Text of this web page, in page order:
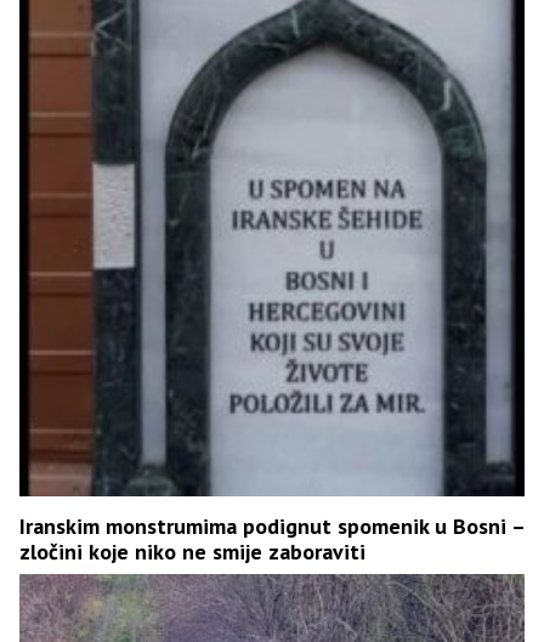
Iranskim monstrumima podignut spomenik u Bosni –
zločini koje niko ne smije zaboraviti